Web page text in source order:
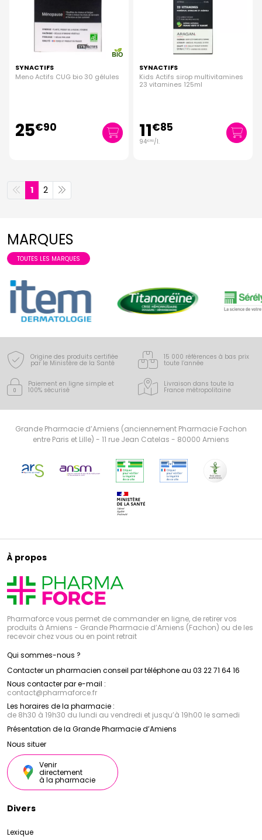
SYNACTIFS
Meno Actifs CUG bio 30 gélules
25€90
SYNACTIFS
Kids Actifs sirop multivitamines
23 vitamines 125ml
11€85
94€80/l.
1 2
MARQUES
TOUTES LES MARQUES
Origine des produits certifiée
par le Ministère de la Santé
15 000 références à bas prix
toute l’année
Paiement en ligne simple et
100% sécurisé
Livraison dans toute la
France métropolitaine
Grande Pharmacie d’Amiens (anciennement Pharmacie Fachon
entre Paris et Lille) - 11 rue Jean Catelas - 80000 Amiens
À propos
Pharmaforce vous permet de commander en ligne, de retirer vos
produits à Amiens - Grande Pharmacie d’Amiens (Fachon) ou de les
recevoir chez vous ou en point retrait
Qui sommes-nous ?
Contacter un pharmacien conseil par téléphone au 03 22 71 64 16
Nous contacter par e-mail :
contact@pharmaforce.fr
Les horaires de la pharmacie :
de 8h30 à 19h30 du lundi au vendredi et jusqu’à 19h00 le samedi
Présentation de la Grande Pharmacie d’Amiens
Nous situer
Venir
directement
à la pharmacie
Divers
Lexique